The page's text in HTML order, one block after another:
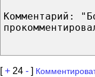
Комментарий:
[+ 24 - ]